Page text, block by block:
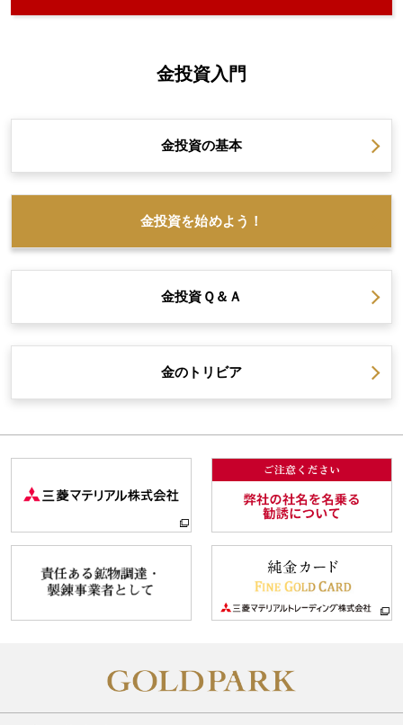
金投資入門
金投資の基本
金投資を始めよう！
金投資 Ｑ＆Ａ
金のトリビア